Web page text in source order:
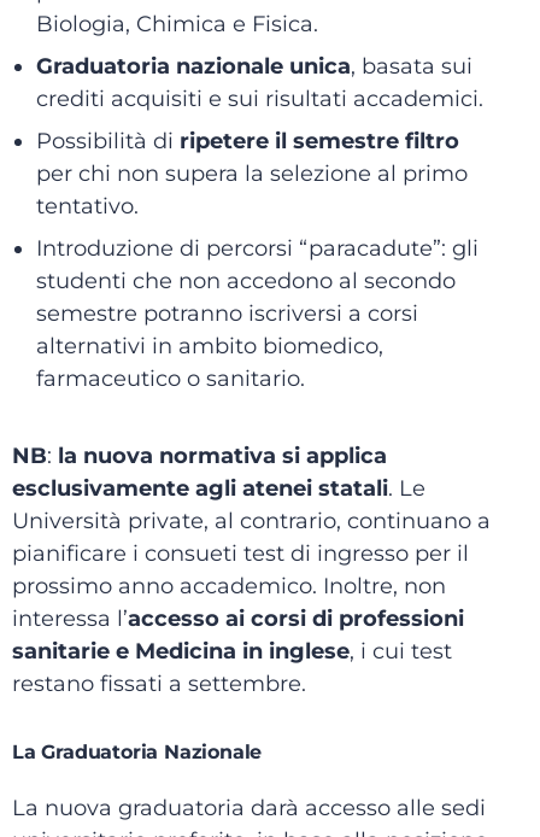
Biologia, Chimica e Fisica.
Graduatoria nazionale unica, basata sui
crediti acquisiti e sui risultati accademici.
Possibilità di ripetere il semestre filtro
per chi non supera la selezione al primo
tentativo.
Introduzione di percorsi “paracadute”: gli
studenti che non accedono al secondo
semestre potranno iscriversi a corsi
alternativi in ambito biomedico,
farmaceutico o sanitario.
NB: la nuova normativa si applica
esclusivamente agli atenei statali. Le
Università private, al contrario, continuano a
pianificare i consueti test di ingresso per il
prossimo anno accademico. Inoltre, non
interessa l’accesso ai corsi di professioni
sanitarie e Medicina in inglese, i cui test
restano fissati a settembre.
La Graduatoria Nazionale
La nuova graduatoria darà accesso alle sedi